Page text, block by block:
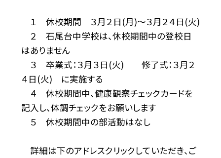
１ 休校期間 ３月２日(月)〜３月２４日(火)
２ 石尾台中学校は、休校期間中の登校日
はありません
３ 卒業式：３月３日(火) 修了式：３月２
４日(火) に実施する
４ 休校期間中、健康観察チェックカードを
記入し、体調チェックをお願いします
５ 休校期間中の部活動はなし
詳細は下のアドレスクリックしていただき、ご